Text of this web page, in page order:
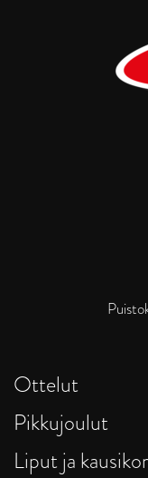
Ottelut
Pikkujoulut
Liput ja